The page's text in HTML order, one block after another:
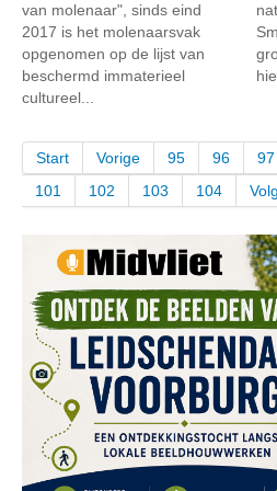
van molenaar", sinds eind
2017 is het molenaarsvak
opgenomen op de lijst van
beschermd immaterieel
cultureel...
Start Vorige 95 96 97
101
102 103 104